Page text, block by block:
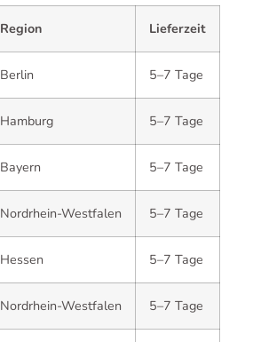
Region Lieferzeit
Berlin 5–7 Tage
Hamburg 5–7 Tage
Bayern 5–7 Tage
Nordrhein-Westfalen 5–7 Tage
Hessen 5–7 Tage
Nordrhein-Westfalen 5–7 Tage